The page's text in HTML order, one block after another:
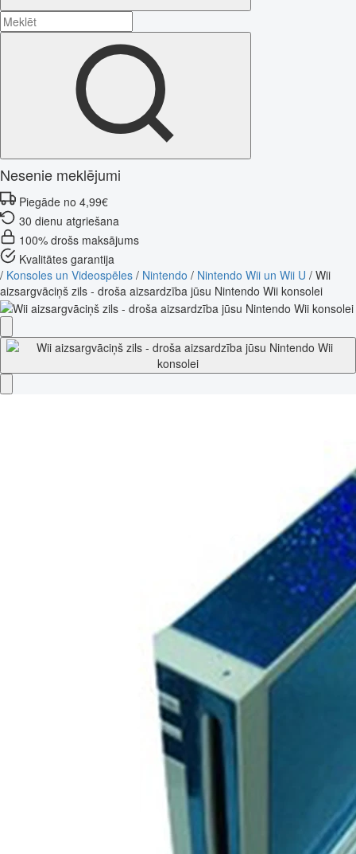
Nesenie meklējumi
Piegāde no 4,99€
30 dienu atgriešana
100% drošs maksājums
Kvalitātes garantija
/ Konsoles un Videospēles / Nintendo / Nintendo Wii un Wii U / Wii
aizsargvāciņš zils - droša aizsardzība jūsu Nintendo Wii konsolei